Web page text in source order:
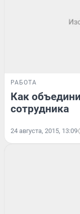
РАБОТА
Как
сотрудника
24 августа, 2015, 13:09